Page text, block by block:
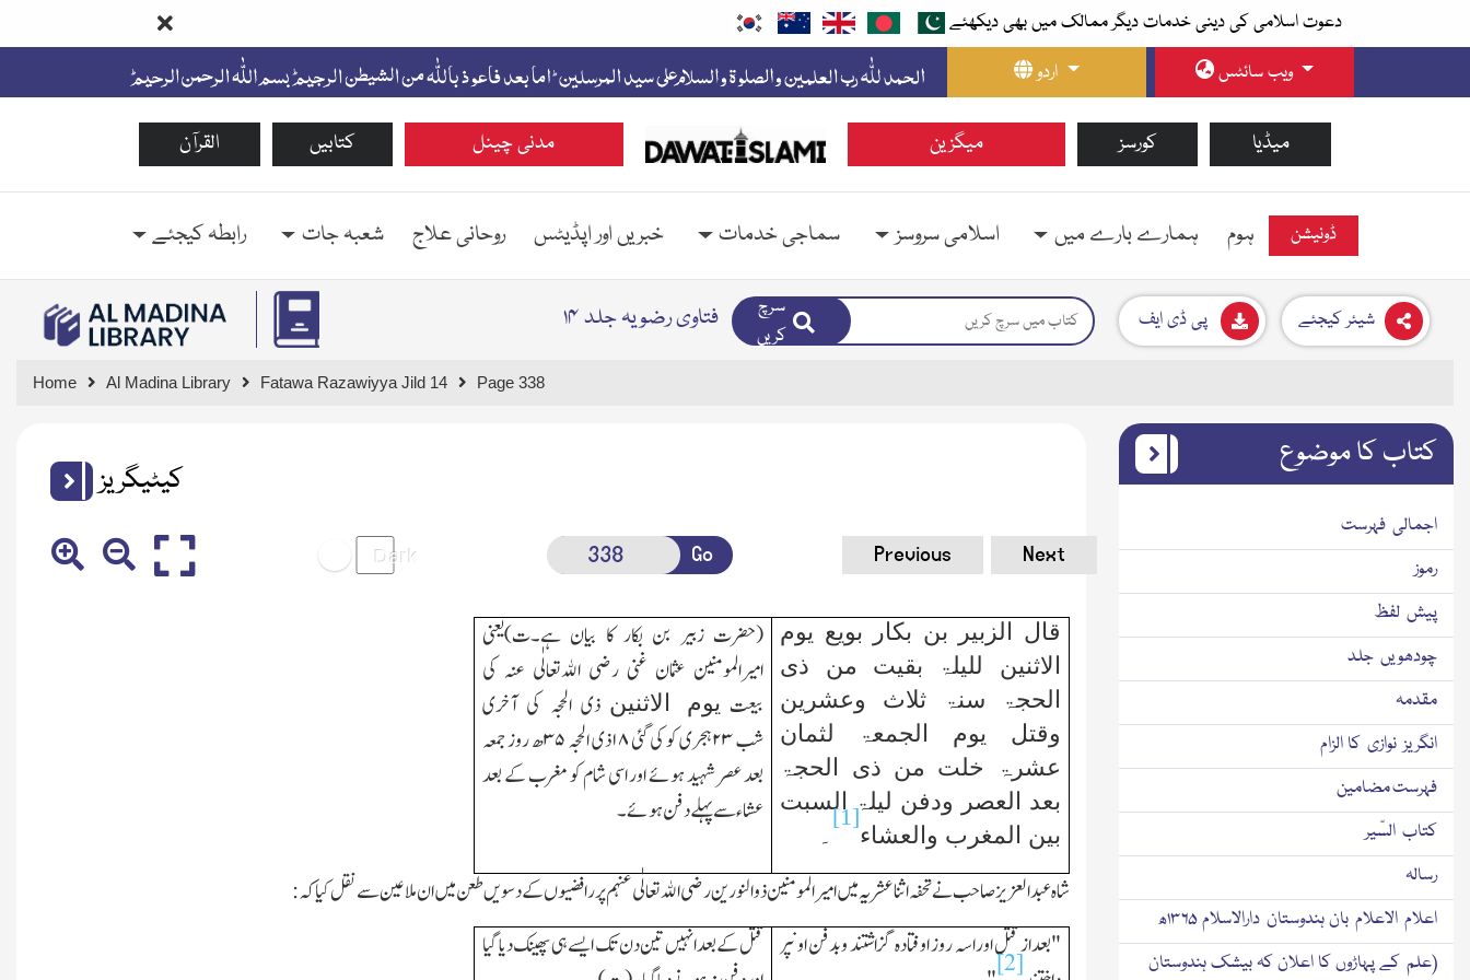
دعوت اسلامی کی دینی خدمات دیگر ممالک میں بھی دیکھئے
اردو
ویب سائٹس
القرآن کتابیں مدنی چینل میگزین کورسز میڈیا
ہوم ہمارے بارے میں اسلامی سروسز سماجی خدمات خبریں اور اپڈیٹس روحانی علاج شعبہ جات رابطہ کیجئے ڈونیشن
فتاوی رضویہ جلد ۱۴
سرچ
کریں
پی ڈی ایف شیئر کیجئے
Home Al Madina Library Fatawa Razawiyya Jild 14 Page 338
کیٹیگریز
Go Previous Next
قال الزبیر بن بکار بویع یوم
الاثنین للیلۃ بقیت من ذی
الحجۃ سنۃ ثلاث وعشرین
وقتل یوم الجمعۃ لثمان
عشرۃ خلت من ذی الحجۃ
بعد العصر ودفن لیلۃ السبت
بین المغرب والعشاء
[1]
۔
(حضرت زبیر بن بکار کا بیان ہے۔ت)یعنی
امیرالمومنین عثمان غنی رضی اﷲتعالٰی عنہ کی
بیعتیوم الاثنین ذی الحجہ کی آخری
شب۲۳ہجری کو کی گئی۱۸ذی الحجہ۳۵ھ روز جمعہ
بعد عصر شہید ہوئے اور اسی شام کو مغرب کے بعد
عشاء سے پہلے دفن ہوئے۔
شاہ عبدالعزیز صاحب نے تحفہ اثناعشریہ میں امیرالمومنین ذوالنورین رضی اﷲ تعالٰی عنہم پر رافضیوں کے دسویں طعن میں ان ملاعین سے نقل کیا کہ:
"بعداز قتل اوراسہ روز اوفتادہ گزاشتند وبدفن او نپر
[2]
قتل کے بعدانہیں تین دن تك ایسے ہی پھینك دیا گیا
کتاب کا موضوع
اجمالی فہرست
رموز
پیش لفظ
چودھویں جلد
مقدمہ
انگریز نوازی کا الزام
فہرست مضامین
کتاب السّیر
رسالہ
اعلام الاعلام بان ہندوستان دارالاسلام ۱۳۶۵ھ
(علم کے پہاڑوں کا اعلان کہ بیشك ہندوستان